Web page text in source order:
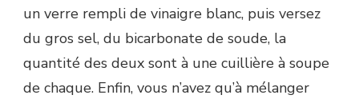
un verre rempli de vinaigre blanc, puis versez
du gros sel, du bicarbonate de soude, la
quantité des deux sont à une cuillière à soupe
de chaque. Enfin, vous n’avez qu’à mélanger